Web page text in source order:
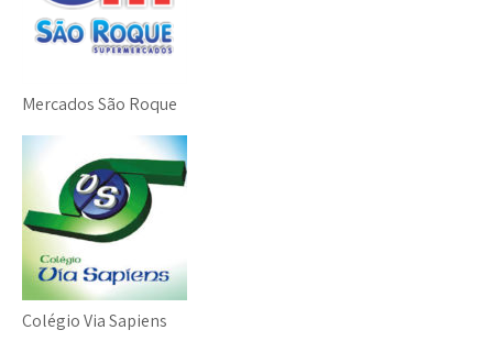
Mercados São Roque
Colégio Via Sapiens